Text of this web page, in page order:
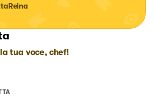
tua voce, chef!